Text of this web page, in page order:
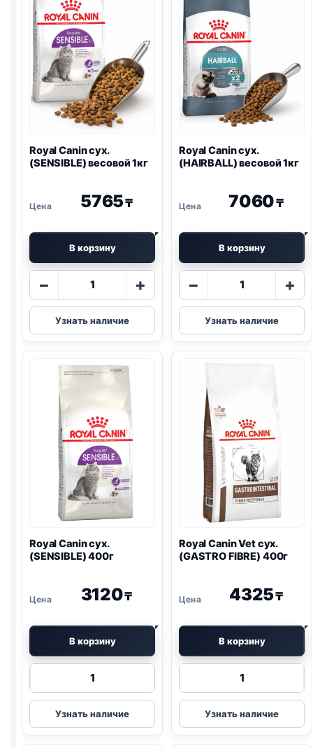
1кг
Royal Canin сух.
(SENSIBLE) весовой 1кг
5765₸
В корзину
−
Количество
Royal
Canin
сух.
весовой
+
Узнать наличие
Royal Canin сух.
(HAIRBALL) весовой 1кг
7060₸
В корзину
−
Количество
Royal
Canin
сух.
+
Узнать наличие
Royal Canin сух.
(SENSIBLE) 400г
3120₸
В корзину
Количество
Royal
Canin
сух.
Узнать наличие
Royal Canin Vet сух.
(GASTROFIBRE) 400г
4325₸
В корзину
Количество
Royal
Canin
Vet
Узнать наличие